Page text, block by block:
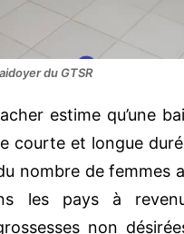
du GTSR
estime qu’une
courte et longue
nombre de femmes
les pays à
non